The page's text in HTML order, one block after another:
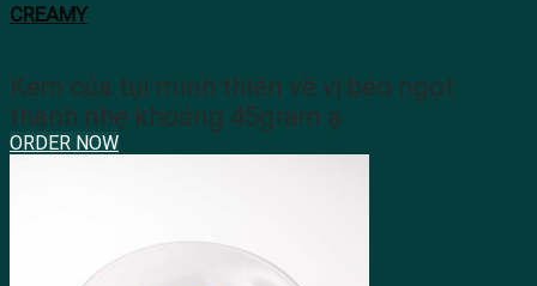
CREAMY
Kem của tụi minh thiên về vị béo ngọt
thanh nhẹ khoảng 45gram ạ
ORDER NOW